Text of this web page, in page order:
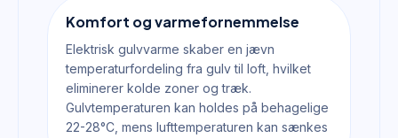
Komfort og varmefornemmelse
Elektrisk gulvvarme skaber en jævn
temperaturfordeling fra gulv til loft, hvilket
eliminerer kolde zoner og træk.
Gulvtemperaturen kan holdes på behagelige
22-28°C, mens lufttemperaturen kan sænkes